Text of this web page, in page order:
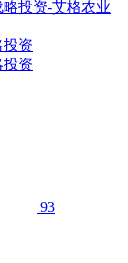
资
资
93